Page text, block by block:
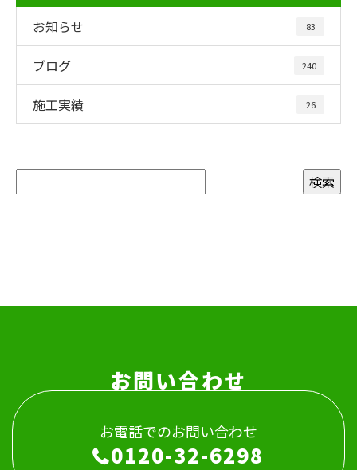
お知らせ 83
ブログ 240
施工実績 26
お問い合わせ
お電話でのお問い合わせ
0120-32-6298